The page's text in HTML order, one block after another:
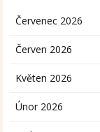
Červenec 2026
Červen 2026
Květen 2026
Únor 2026